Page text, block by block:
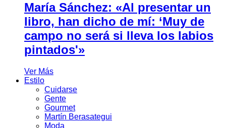
María Sánchez: «Al presentar un
libro, han dicho de mí: ‘Muy de
campo no será si lleva los labios
pintados'»
Ver Más
Estilo
Cuidarse
Gente
Gourmet
Martín Berasategui
Moda